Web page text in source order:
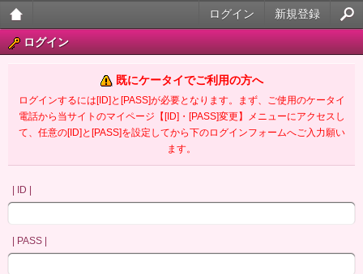
大人
ータ
イ官
新規登録
ログイン
ログイン
既にケータイでご利用の方へ
ログインするには[ID]と[PASS]が必要となります。まず、ご使用のケータイ
電話から当サイトのマイページ【[ID]・[PASS]変更】メニューにアクセスし
て、任意の[ID]と[PASS]を設定してから下のログインフォームへご入力願い
ます。
| ID |
| PASS |